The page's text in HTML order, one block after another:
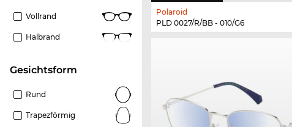
Vollrand
Halbrand
Gesichtsform
Rund
Trapezförmig
Polaroid
PLD 0027/R/BB - 010/G6